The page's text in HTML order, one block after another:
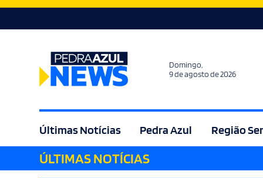
Domingo,
9 de agosto de 2026
Últimas Notícias Pedra Azul Região
Agricultura
ÚLTIMAS NOTÍCIAS